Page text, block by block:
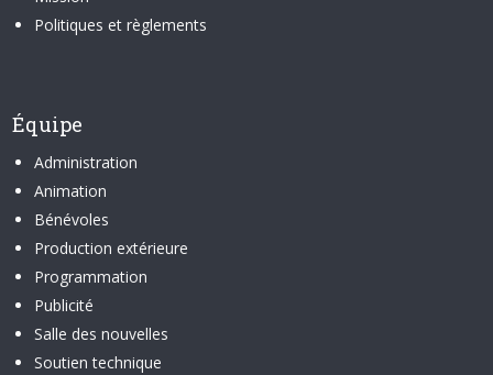
Politiques et règlements
Équipe
Administration
Animation
Bénévoles
Production extérieure
Programmation
Publicité
Salle des nouvelles
Soutien technique